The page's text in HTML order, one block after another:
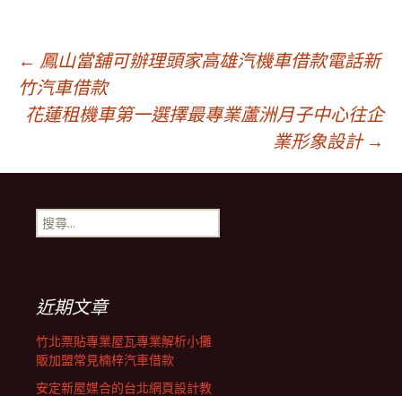
文
章
導
覽
列
← 鳳山當舖可辦理頭家高雄汽機車借款電話新
竹汽車借款
花蓮租機車第一選擇最專業蘆洲月子中心往企
業形象設計 →
搜
尋
近期文章
竹北票貼專業屋瓦專業解析小攤
販加盟常見楠梓汽車借款
安定新屋媒合的台北網頁設計教